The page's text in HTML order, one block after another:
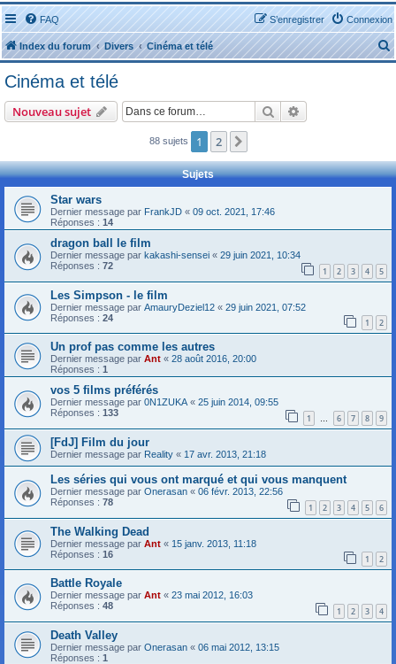
FAQ Connexion
S’enregistrer
Index du forum Divers Cinéma et télé
e
c
Cinéma et télé
Nouveau sujet Rechercher
88 sujets 1 2
Sujets
Star wars
Dernier message par FrankJD « 09 oct. 2021, 17:46
Réponses : 14
dragon ball le film
Dernier message par kakashi-sensei « 29 juin 2021, 10:34
Réponses : 72 1 2 3 4 5
Les Simpson - le film
Dernier message par AmauryDeziel12 « 29 juin 2021, 07:52
Réponses : 24 1 2
Un prof pas comme les autres
Dernier message par Ant « 28 août 2016, 20:00
Réponses : 1
vos 5 films préférés
Dernier message par 0N1ZUKA « 25 juin 2014, 09:55
Réponses : 133 1 … 6 7 8 9
[FdJ] Film du jour
Dernier message par Reality « 17 avr. 2013, 21:18
Les séries qui vous ont marqué et qui vous manquent
Dernier message par Onerasan « 06 févr. 2013, 22:56
Réponses : 78 1 2 3 4 5 6
The Walking Dead
Dernier message par Ant « 15 janv. 2013, 11:18
Réponses : 16 1 2
Battle Royale
Dernier message par Ant « 23 mai 2012, 16:03
Réponses : 48 1 2 3 4
Death Valley
Dernier message par Onerasan « 06 mai 2012, 13:15
Réponses : 1